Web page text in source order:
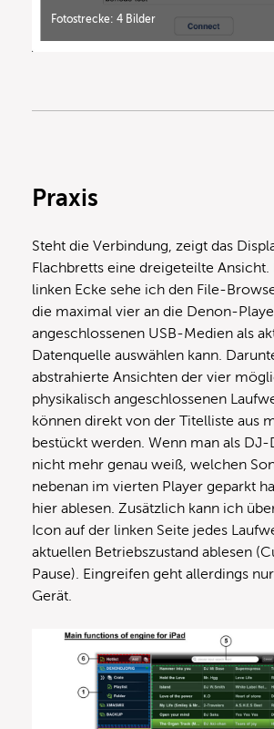
Fotostrecke: 4 Bilder
Praxis
Steht die Verbindung, zeigt das
Flachbretts eine dreigeteilte
linken Ecke sehe ich den File-
die maximal vier an die Denon-
angeschlossenen USB-Medien als
Datenquelle auswählen kann.
abstrahierte Ansichten der vier
physikalisch angeschlossenen
können direkt von der Titelliste aus
bestückt werden. Wenn man als DJ-
nicht mehr genau weiß, welchen
nebenan im vierten Player geparkt
hier ablesen. Zusätzlich kann ich
Icon auf der linken Seite jedes
aktuellen Betriebszustand ablesen
Pause). Eingreifen geht allerdings
Gerät.